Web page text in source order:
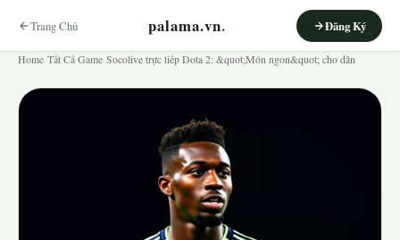
Trang Chủ palama.vn. Đăng Ký
Home Tất Cả Game Socolive trực tiếp Dota 2: &quot;Món ngon&quot; cho dân